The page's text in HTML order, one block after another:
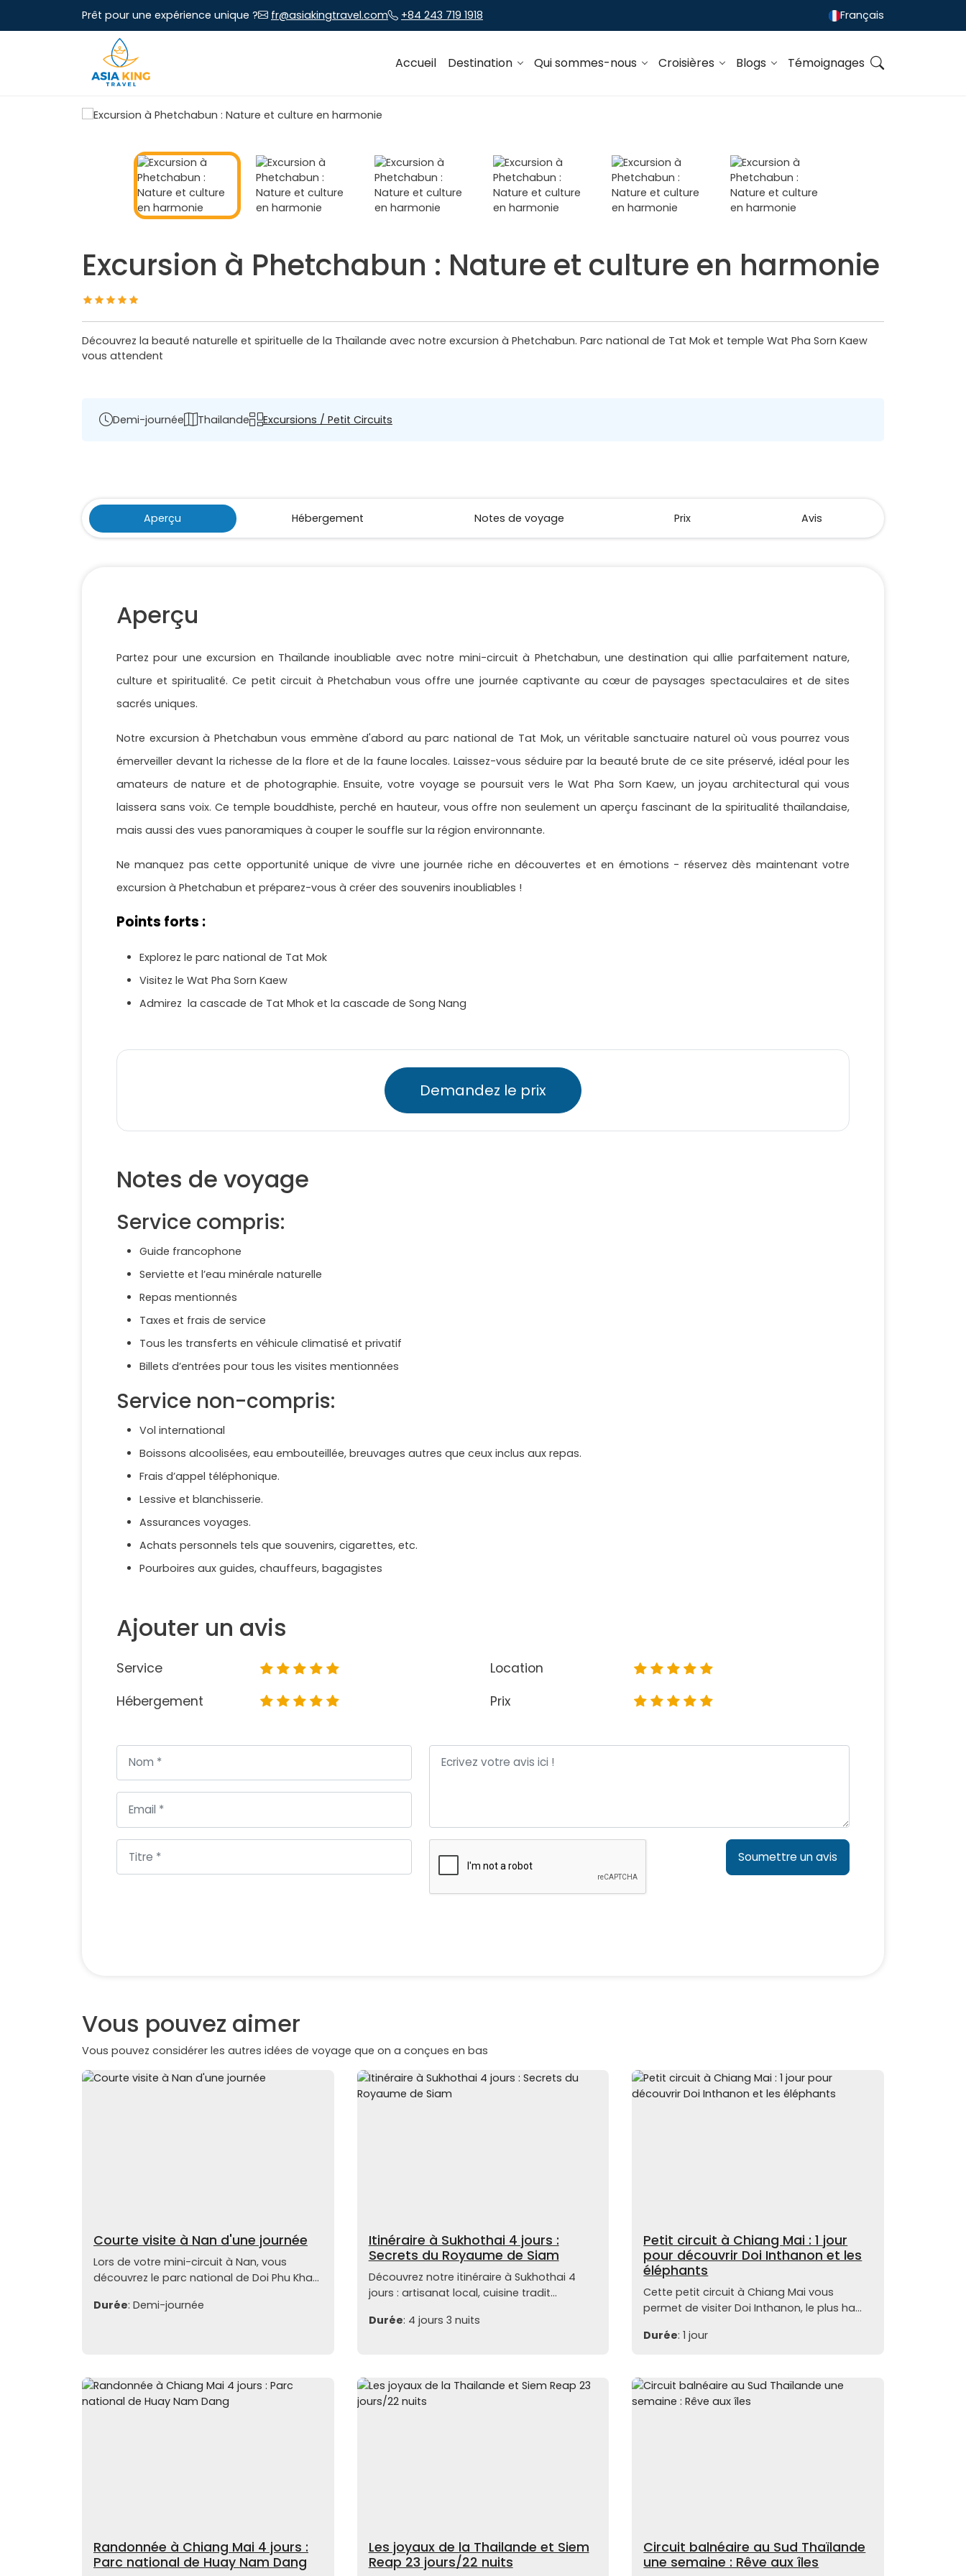
Prêt pour une expérience unique ? fr@asiakingtravel.com +84 243 719 1918 Français
Accueil Destination Qui sommes-nous Croisières Blogs Témoignages
Excursion à Phetchabun : Nature et culture en harmonie
Découvrez la beauté naturelle et spirituelle de la Thaïlande avec notre excursion à Phetchabun. Parc national de Tat Mok et temple Wat Pha Sorn Kaew
vous attendent
Demi-journée Thailande Excursions / Petit Circuits
Aperçu Hébergement Notes de voyage Prix Avis
Aperçu
Partez pour une excursion en Thaïlande inoubliable avec notre mini-circuit à Phetchabun, une destination qui allie parfaitement nature,
culture et spiritualité. Ce petit circuit à Phetchabun vous offre une journée captivante au cœur de paysages spectaculaires et de sites
sacrés uniques.
Notre excursion à Phetchabun vous emmène d'abord au parc national de Tat Mok, un véritable sanctuaire naturel où vous pourrez vous
émerveiller devant la richesse de la flore et de la faune locales. Laissez-vous séduire par la beauté brute de ce site préservé, idéal pour les
amateurs de nature et de photographie. Ensuite, votre voyage se poursuit vers le Wat Pha Sorn Kaew, un joyau architectural qui vous
laissera sans voix. Ce temple bouddhiste, perché en hauteur, vous offre non seulement un aperçu fascinant de la spiritualité thaïlandaise,
mais aussi des vues panoramiques à couper le souffle sur la région environnante.
Ne manquez pas cette opportunité unique de vivre une journée riche en découvertes et en émotions - réservez dès maintenant votre
excursion à Phetchabun et préparez-vous à créer des souvenirs inoubliables !
Points forts :
Explorez le parc national de Tat Mok
Visitez le Wat Pha Sorn Kaew
Admirez la cascade de Tat Mhok et la cascade de Song Nang
Demandez le prix
Notes de voyage
Service compris:
Guide francophone
Serviette et l’eau minérale naturelle
Repas mentionnés
Taxes et frais de service
Tous les transferts en véhicule climatisé et privatif
Billets d’entrées pour tous les visites mentionnées
Service non-compris:
Vol international
Boissons alcoolisées, eau embouteillée, breuvages autres que ceux inclus aux repas.
Frais d’appel téléphonique.
Lessive et blanchisserie.
Assurances voyages.
Achats personnels tels que souvenirs, cigarettes, etc.
Pourboires aux guides, chauffeurs, bagagistes
Ajouter un avis
Service
Location
Hébergement
Prix
Soumettre un avis
Vous pouvez aimer
Vous pouvez considérer les autres idées de voyage que on a conçues en bas
Courte visite à Nan d'une journée
Lors de votre mini-circuit à Nan, vous
découvrez le parc national de Doi Phu Kha...
Durée: Demi-journée
Itinéraire à Sukhothai 4 jours :
Secrets du Royaume de Siam
Découvrez notre itinéraire à Sukhothai 4
jours : artisanat local, cuisine tradit...
Durée: 4 jours 3 nuits
Petit circuit à Chiang Mai : 1 jour
pour découvrir Doi Inthanon et les
éléphants
Cette petit circuit à Chiang Mai vous
permet de visiter Doi Inthanon, le plus ha...
Durée: 1 jour
Randonnée à Chiang Mai 4 jours :
Parc national de Huay Nam Dang
Les joyaux de la Thailande et Siem
Reap 23 jours/22 nuits
Circuit balnéaire au Sud Thaïlande
une semaine : Rêve aux îles